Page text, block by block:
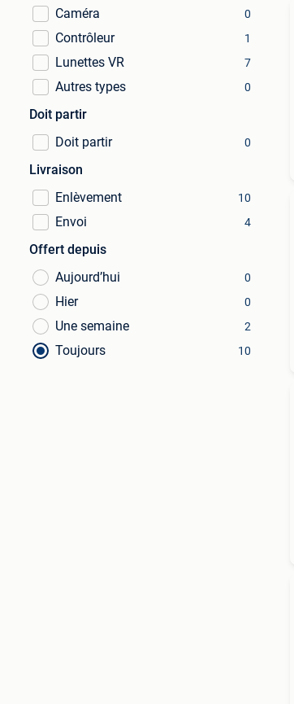
Caméra
0
Contrôleur 1
Lunettes VR 7
Autres types 0
Doit partir
Doit partir
0
Livraison
Enlèvement
10
Envoi 4
Offert depuis
Aujourd’hui
0
Hier 0
Une semaine 2
Toujours 10